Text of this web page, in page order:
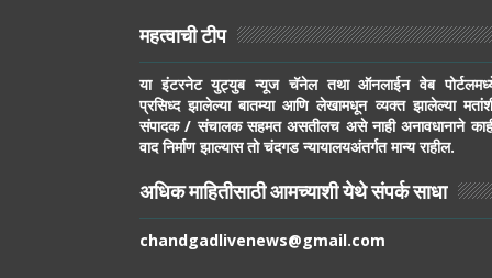
महत्वाची टीप
या इंटरनेट युट्युब न्यूज चॅनेल तथा ऑनलाईन वेब
प्रसिध्द झालेल्या बातम्या आणि लेखामधून व्यक्त झालेल्या
संपादक / संचालक सहमत असतीलच असे नाही अनावधानाने
वाद निर्माण झाल्यास तो चंदगड न्यायालयअंतर्गत मान्य राहील.
अधिक माहितीसाठी आमच्याशी येथे संपर्क साधा
chandgadlivenews@gmail.com